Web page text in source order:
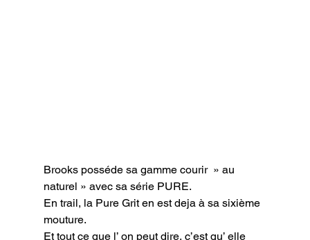
Brooks posséde sa gamme courir  » au
naturel » avec sa série PURE.
En trail, la Pure Grit en est deja à sa sixième
mouture.
Et tout ce que l’ on peut dire, c’est qu’ elle